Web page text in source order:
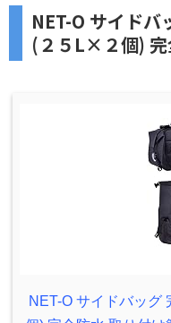
NET-O サイドバ
(２５L×２個) 完
NET-O サイドバッグ